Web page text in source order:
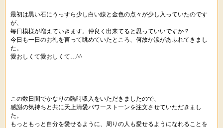
最初は黒い石にうっすら少し白い線と金色の点々が少し入っていたのです
が、
毎日模様が増えていきます。仲良く出来てると思っていいですか？
今日も一日のお礼を言って眺めていたところ、何故か涙があふれてきまし
た。
愛おしくて愛おしくて…^^
この数日間でかなりの臨時収入をいただきましたので、
感謝の気持ちと共に天上清愛パワーストーンを注文させていただきまし
た。
もっともっと自分を愛せるように、周りの人も愛せるようになれることを